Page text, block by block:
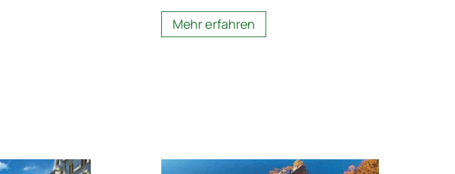
Mehr erfahren